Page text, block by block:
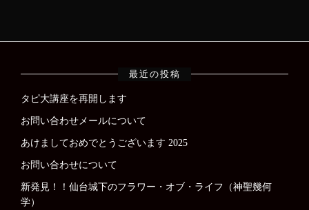
最近の投稿
タピ大講座を再開します
お問い合わせメールについて
あけましておめでとうございます 2025
お問い合わせについて
新発見！！仙台城下のフラワー・オブ・ライフ（神聖幾何
学）